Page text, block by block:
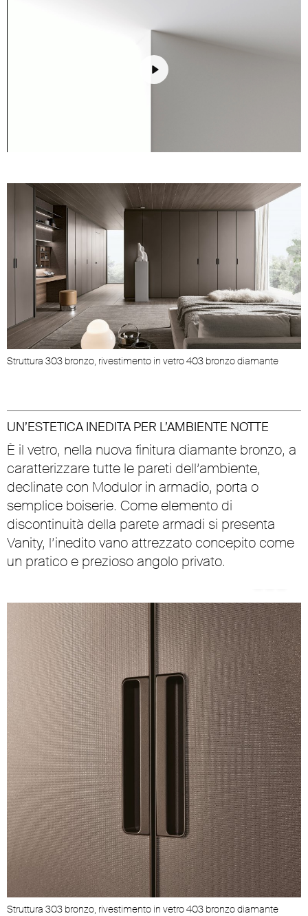
Unmute Settings
Play
Struttura 303 bronzo, rivestimento in vetro 403 bronzo diamante
Struttura 303 bronzo, rivestimento in vetro 403 bronzo diamante
UN’ESTETICA INEDITA PER L’AMBIENTE NOTTE
È il vetro, nella nuova finitura diamante bronzo, a
caratterizzare tutte le pareti dell’ambiente,
declinate con Modulor in armadio, porta o
semplice boiserie. Come elemento di
discontinuità della parete armadi si presenta
Vanity, l’inedito vano attrezzato concepito come
un pratico e prezioso angolo privato.